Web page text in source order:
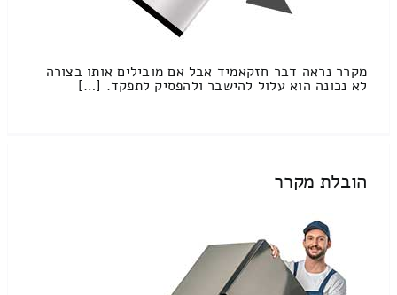
מקרר נראה דבר חזקאמיד אבל אם מובילים אותו בצורה
לא נכונה הוא עלול להישבר ולהפסיק לתפקד. […]
הובלת מקרר